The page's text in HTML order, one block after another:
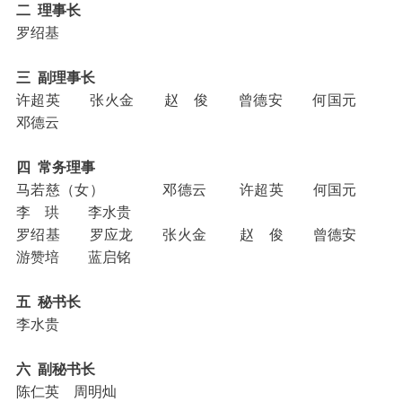
二 理事长
罗绍基
三 副理事长
许超英 张火金 赵 俊 曾德安 何国元
邓德云
四 常务理事
马若慈（女） 邓德云 许超英 何国元
李 珙 李水贵
罗绍基 罗应龙 张火金 赵 俊 曾德安
游赞培 蓝启铭
五 秘书长
李水贵
六 副秘书长
陈仁英 周明灿